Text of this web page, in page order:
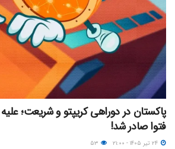
پاکستان در دوراهی کریپتو و شریعت؛
فتوا صادر شد!